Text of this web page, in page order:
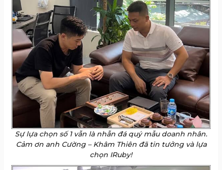
Sự lựa chọn số 1 vẫn là nhẫn đá quý mẫu doanh nhân.
Cảm ơn anh Cường – Khâm Thiên đã tin tưởng và lựa
chọn IRuby!